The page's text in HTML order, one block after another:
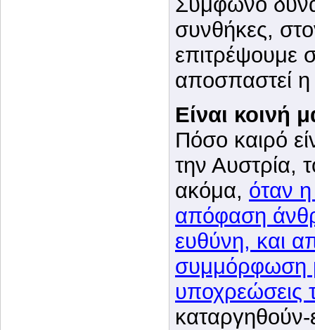
συνθήκες,
επιτρέψουμε
αποσπαστεί
Είναι κοινή
Πόσο καιρό
την Αυστρία,
ακόμα, όταν
απόφαση
ευθύνη, και
συμμόρφωση
υποχρεώσεις